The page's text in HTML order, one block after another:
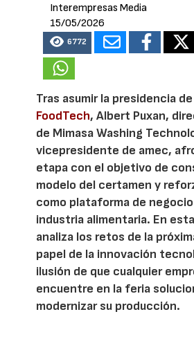
Interempresas Media
15/05/2026
6772
Tras asumir la presidencia
FoodTech, Albert Puxan,
de Mimasa Washing
vicepresidente de amec,
etapa con el objetivo de
modelo del certamen y
como plataforma de negocio
industria alimentaria. En
analiza los retos de la
papel de la innovación
ilusión de que cualquier
encuentre en la feria
modernizar su producción.